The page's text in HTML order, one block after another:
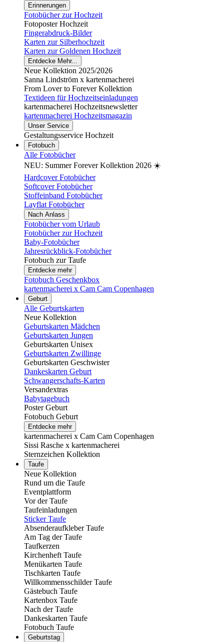
Erinnerungen
Fotobücher zur Hochzeit
Fotoposter Hochzeit
Fingerabdruck-Bilder
Karten zur Silberhochzeit
Karten zur Goldenen Hochzeit
Entdecke Mehr...
Neue Kollektion 2025/2026
Sanna Lindström x kartenmacherei
From Lover to Forever Kollektion
Textideen für Hochzeitseinladungen
kartenmacherei Hochzeitsnewsletter
kartenmacherei Hochzeitsmagazin
Unser Service
Gestaltungsservice Hochzeit
Fotobuch
Alle Fotobücher
NEU: Summer Forever Kollektion 2026 ☀️
Hardcover Fotobücher
Softcover Fotobücher
Stoffeinband Fotobücher
Layflat Fotobücher
Nach Anlass
Fotobücher vom Urlaub
Fotobücher zur Hochzeit
Baby-Fotobücher
Jahresrückblick-Fotobücher
Fotobuch zur Taufe
Entdecke mehr
Fotobuch Geschenkbox
kartenmacherei x Cam Cam Copenhagen
Geburt
Alle Geburtskarten
Neue Kollektion
Geburtskarten Mädchen
Geburtskarten Jungen
Geburtskarten Unisex
Geburtskarten Zwillinge
Geburtskarten Geschwister
Dankeskarten Geburt
Schwangerschafts-Karten
Versandextras
Babytagebuch
Poster Geburt
Fotobuch Geburt
Entdecke mehr
kartenmacherei x Cam Cam Copenhagen
Sissi Rasche x kartenmacherei
Sternzeichen Kollektion
Taufe
Neue Kollektion
Rund um die Taufe
Eventplattform
Vor der Taufe
Taufeinladungen
Sticker Taufe
Absenderaufkleber Taufe
Am Tag der Taufe
Taufkerzen
Kirchenheft Taufe
Menükarten Taufe
Tischkarten Taufe
Willkommensschilder Taufe
Gästebuch Taufe
Kartenbox Taufe
Nach der Taufe
Dankeskarten Taufe
Fotobuch Taufe
Geburtstag